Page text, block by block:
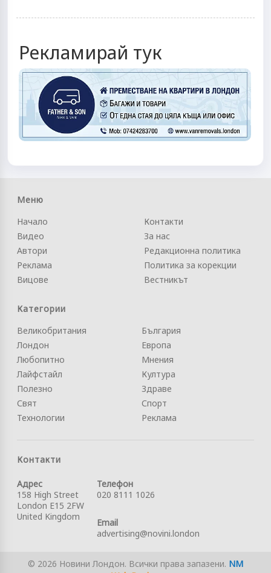
Рекламирай тук
Меню
Начало
Видео
Автори
Реклама
Вицове
Контакти
За нас
Редакционна политика
Политика за корекции
Вестникът
Категории
Великобритания
Лондон
Любопитно
Лайфстайл
Полезно
Свят
Технологии
България
Европа
Мнения
Култура
Здраве
Спорт
Реклама
Контакти
Адрес
158 High Street
London E15 2FW
United Kingdom
Телефон
020 8111 1026
Email
advertising@novini.london
© 2026 Новини Лондон. Всички права запазени. NM